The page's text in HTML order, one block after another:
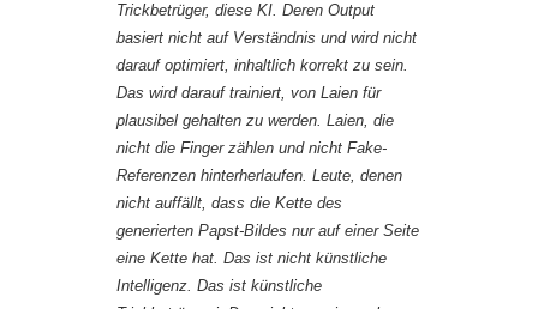
Trickbetrüger, diese KI. Deren Output
basiert nicht auf Verständnis und wird nicht
darauf optimiert, inhaltlich korrekt zu sein.
Das wird darauf trainiert, von Laien für
plausibel gehalten zu werden. Laien, die
nicht die Finger zählen und nicht Fake-
Referenzen hinterherlaufen. Leute, denen
nicht auffällt, dass die Kette des
generierten Papst-Bildes nur auf einer Seite
eine Kette hat. Das ist nicht künstliche
Intelligenz. Das ist künstliche